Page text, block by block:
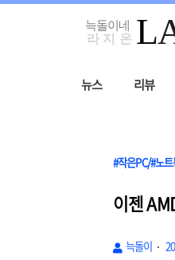
뉴스 리뷰
#작은PC/#노
이젠
늑돌이